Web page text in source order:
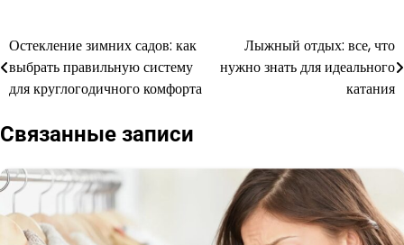
Навигация
по
Остекление зимних садов: как
выбрать правильную систему
для круглогодичного комфорта
Лыжный отдых: все, что
нужно знать для идеального
катания
Связанные записи